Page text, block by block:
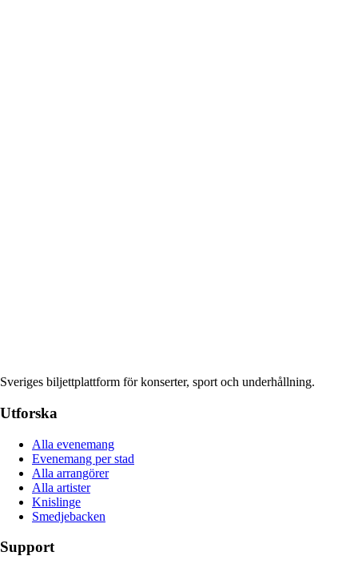
Sveriges biljettplattform för konserter, sport och underhållning.
Utforska
Alla evenemang
Evenemang per stad
Alla arrangörer
Alla artister
Knislinge
Smedjebacken
Support